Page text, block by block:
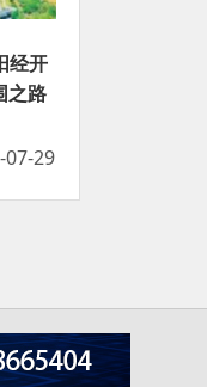
经开
之路
07-29